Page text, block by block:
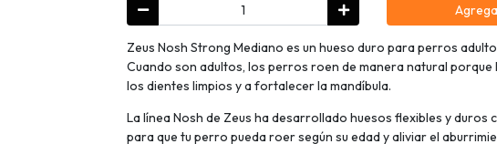
Zeus Nosh Strong Mediano es un hueso duro para perros
Cuando son adultos, los perros roen de manera natural porque
los dientes limpios y a fortalecer la mandíbula.
La línea Nosh de Zeus ha desarrollado huesos flexibles y duros
para que tu perro pueda roer según su edad y aliviar el